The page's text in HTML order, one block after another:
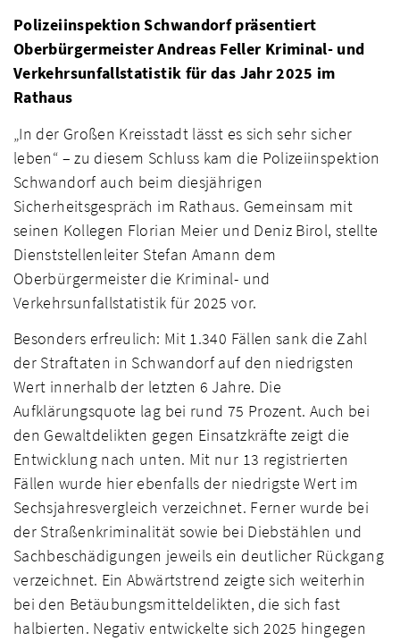
Polizeiinspektion Schwandorf präsentiert
Oberbürgermeister Andreas Feller Kriminal- und
Verkehrsunfallstatistik für das Jahr 2025 im
Rathaus
„In der Großen Kreisstadt lässt es sich sehr sicher
leben“ – zu diesem Schluss kam die Polizeiinspektion
Schwandorf auch beim diesjährigen
Sicherheitsgespräch im Rathaus. Gemeinsam mit
seinen Kollegen Florian Meier und Deniz Birol, stellte
Dienststellenleiter Stefan Amann dem
Oberbürgermeister die Kriminal- und
Verkehrsunfallstatistik für 2025 vor.
Besonders erfreulich: Mit 1.340 Fällen sank die Zahl
der Straftaten in Schwandorf auf den niedrigsten
Wert innerhalb der letzten 6 Jahre. Die
Aufklärungsquote lag bei rund 75 Prozent. Auch bei
den Gewaltdelikten gegen Einsatzkräfte zeigt die
Entwicklung nach unten. Mit nur 13 registrierten
Fällen wurde hier ebenfalls der niedrigste Wert im
Sechsjahresvergleich verzeichnet. Ferner wurde bei
der Straßenkriminalität sowie bei Diebstählen und
Sachbeschädigungen jeweils ein deutlicher Rückgang
verzeichnet. Ein Abwärtstrend zeigte sich weiterhin
bei den Betäubungsmitteldelikten, die sich fast
halbierten. Negativ entwickelte sich 2025 hingegen